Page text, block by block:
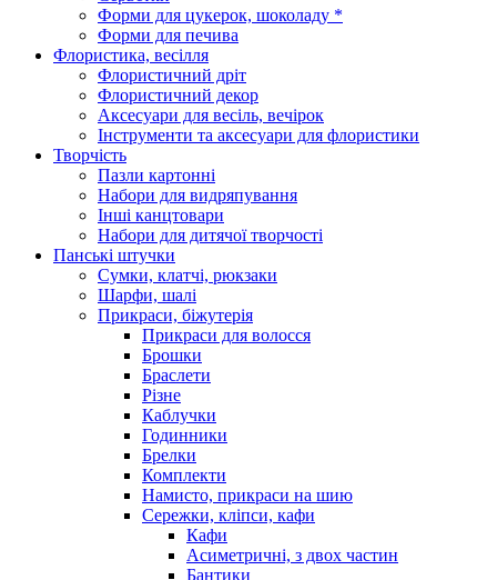
Форми для цукерок, шоколаду *
Форми для печива
Флористика, весілля
Флористичний дріт
Флористичний декор
Аксесуари для весіль, вечірок
Інструменти та аксесуари для флористики
Творчість
Пазли картонні
Набори для видряпування
Інші канцтовари
Набори для дитячої творчості
Панські штучки
Сумки, клатчі, рюкзаки
Шарфи, шалі
Прикраси, біжутерія
Прикраси для волосся
Брошки
Браслети
Різне
Каблучки
Годинники
Брелки
Комплекти
Намисто, прикраси на шию
Сережки, кліпси, кафи
Кафи
Асиметричні, з двох частин
Бантики